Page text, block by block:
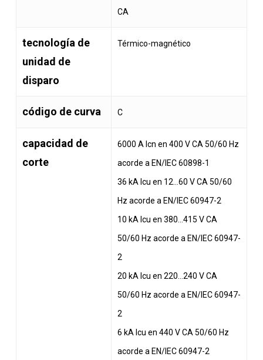
CA
tecnología de
unidad de
disparo
Térmico-magnético
código de curva C
capacidad de
corte
6000 A Icn en 400 V CA 50/60 Hz
acorde a EN/IEC 60898-1
36 kA Icu en 12…60 V CA 50/60
Hz acorde a EN/IEC 60947-2
10 kA Icu en 380…415 V CA
50/60 Hz acorde a EN/IEC 60947-
2
20 kA Icu en 220…240 V CA
50/60 Hz acorde a EN/IEC 60947-
2
6 kA Icu en 440 V CA 50/60 Hz
acorde a EN/IEC 60947-2